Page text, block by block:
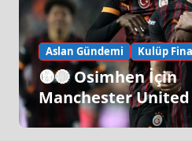
Aslan Gündemi Kulüp
🟡🔴 Osimhen İçin
Manchester United